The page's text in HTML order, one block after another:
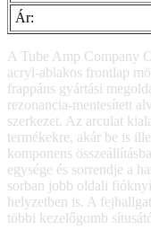
Ár:
A Tube Amp Company
acryl-ablakos frontlap
frappáns gyártási
rezonancia-mentesített
szerkezet. Az arculat
termékekre, akár be is
komponens
egysége és sorrendje a
sorban jobb oldali
helyzetben is. A
többi kezelőgomb